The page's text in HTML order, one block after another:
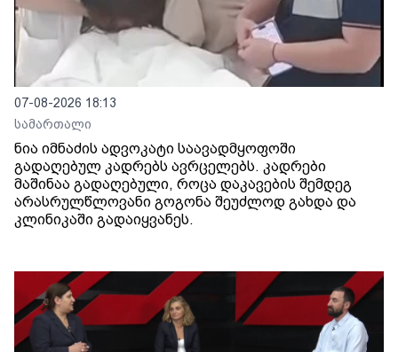
07-08-2026 18:13
სამართალი
ნია იმნაძის ადვოკატი საავადმყოფოში
გადაღებულ კადრებს ავრცელებს. კადრები
მაშინაა გადაღებული, როცა დაკავების შემდეგ
არასრულწლოვანი გოგონა შეუძლოდ გახდა და
კლინიკაში გადაიყვანეს.